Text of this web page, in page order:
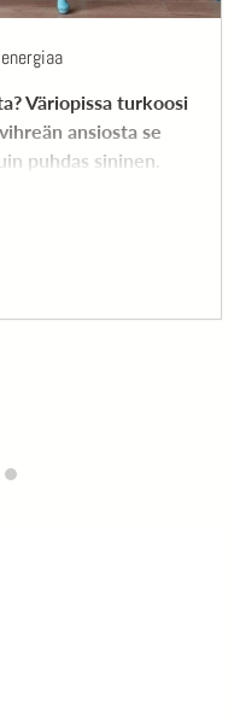
Väriopissa turkoosi
ansiosta se
puhdas sininen.